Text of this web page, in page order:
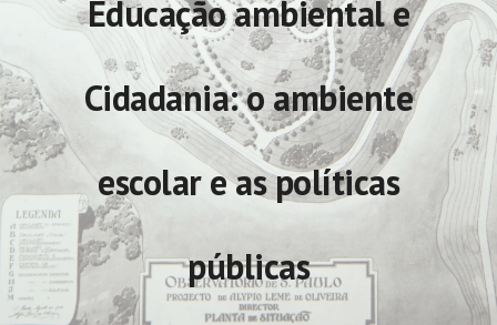
Educação ambiental e
Cidadania: o ambiente
escolar e as políticas
públicas